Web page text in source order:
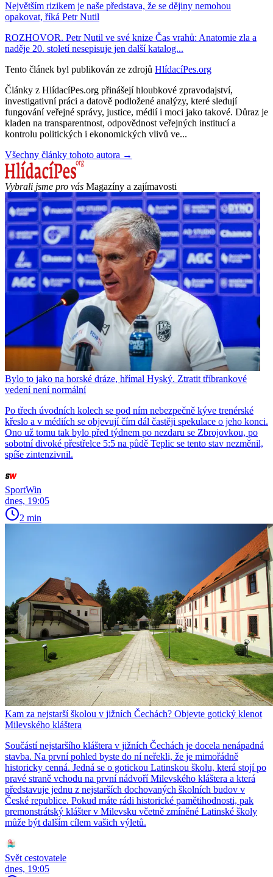
Největším rizikem je naše představa, že se dějiny nemohou
opakovat, říká Petr Nutil
ROZHOVOR. Petr Nutil ve své knize Čas vrahů: Anatomie zla a
naděje 20. století nesepisuje jen další katalog...
Tento článek byl publikován ze zdrojů HlídacíPes.org
Články z HlídacíPes.org přinášejí hloubkové zpravodajství,
investigativní práci a datově podložené analýzy, které sledují
fungování veřejné správy, justice, médií i moci jako takové. Důraz je
kladen na transparentnost, odpovědnost veřejných institucí a
kontrolu politických i ekonomických vlivů ve...
Všechny články tohoto autora →
Vybrali jsme pro vás Magazíny a zajímavosti
Bylo to jako na horské dráze, hřímal Hyský. Ztratit tříbrankové
vedení není normální
Po třech úvodních kolech se pod ním nebezpečně kýve trenérské
křeslo a v médiích se objevují čím dál častěji spekulace o jeho konci.
Ono už tomu tak bylo před týdnem po nezdaru se Zbrojovkou, po
sobotní divoké přestřelce 5:5 na půdě Teplic se tento stav nezměnil,
spíše zintenzivnil.
SportWin
dnes, 19:05
2 min
Kam za nejstarší školou v jižních Čechách? Objevte gotický klenot
Milevského kláštera
Součástí nejstaršího kláštera v jižních Čechách je docela nenápadná
stavba. Na první pohled byste do ní neřekli, že je mimořádně
historicky cenná. Jedná se o gotickou Latinskou školu, která stojí po
pravé straně vchodu na první nádvoří Milevského kláštera a která
představuje jednu z nejstarších dochovaných školních budov v
České republice. Pokud máte rádi historické pamětihodnosti, pak
premonstrátský klášter v Milevsku včetně zmíněné Latinské školy
může být dalším cílem vašich výletů.
Svět cestovatele
dnes, 19:05